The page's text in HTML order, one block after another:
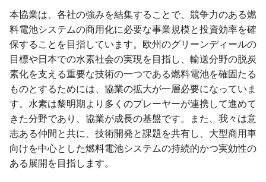
本協業は、各社の強みを結集することで、競争力のある燃
料電池システムの商用化に必要な事業規模と投資効率を確
保することを目指しています。欧州のグリーンディールの
目標や日本での水素社会の実現を目指し、輸送分野の脱炭
素化を支える重要な技術の一つである燃料電池を確固たる
ものとするためには、協業の拡大が一層必要になっていま
す。水素は黎明期より多くのプレーヤーが連携して進めて
きた分野であり、協業が成長の基盤です。また、我々は意
志ある仲間と共に、技術開発と課題を共有し、大型商用車
向けを中心とした燃料電池システムの持続的かつ実効性の
ある展開を目指します。